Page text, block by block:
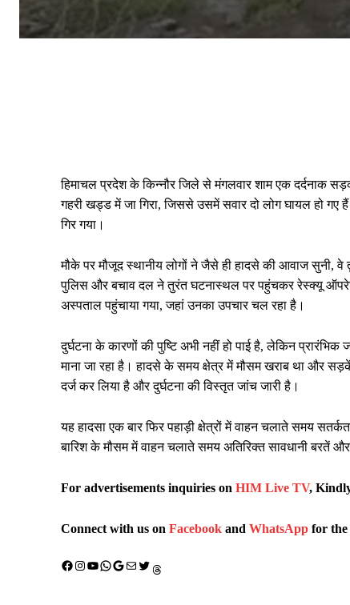
हिमाचल प्रदेश के किन्नौर जिले से मंगलवार शाम एक दर्दनाक
गहरी खड्ड में जा गिरा, जिससे उसमें सवार दो लोग घायल हो
गिर गया।
मौके पर मौजूद स्थानीय लोगों ने जैसे ही हादसे की आवाज सुनी,
पुलिस और बचाव दल ने तुरंत घटनास्थल पर पहुंचकर रेस्क्यू
अस्पताल पहुंचाया गया, जहां उनका उपचार चल रहा है।
दुर्घटना के कारणों की पुष्टि अभी नहीं हो पाई है, लेकिन
माना जा रहा है। हादसे के समय क्षेत्र में मौसम खराब था और
दर्ज कर लिया है और दुर्घटना की विस्तृत जांच जारी है।
यह हादसा एक बार फिर पहाड़ी क्षेत्रों में वाहन चलाते समय
बारिश के मौसम में वाहन चलाते समय अतिरिक्त सावधानी बरतें
For advertisements inquiries on HIM Live TV,
Connect with us on Facebook and WhatsApp for the
Facebook Instagram YouTube WhatsApp Google Mail X (Twitter) Threads